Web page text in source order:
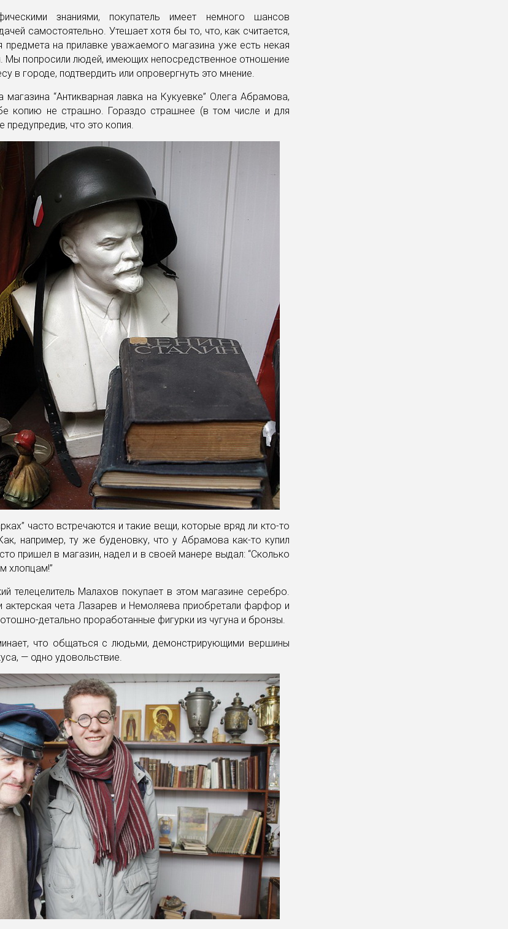
знаниями, покупатель имеет немного шансов
самостоятельно. Утешает хотя бы то, что, как считается,
предмета на прилавке уважаемого магазина уже есть некая
Мы попросили людей, имеющих непосредственное отношение
в городе, подтвердить или опровергнуть это мнение.
“Антикварная лавка на Кукуевке” Олега Абрамова,
копию не страшно. Гораздо страшнее (в том числе и для
предупредив, что это копия.
часто встречаются и такие вещи, которые вряд ли кто-то
например, ту же буденовку, что у Абрамова как-то купил
пришел в магазин, надел и в своей манере выдал: “Сколько
хлопцам!”
телецелитель Малахов покупает в этом магазине серебро.
чета Лазарев и Немоляева приобретали фарфор и
детально проработанные фигурки из чугуна и бронзы.
что общаться с людьми, демонстрирующими вершины
— одно удовольствие.